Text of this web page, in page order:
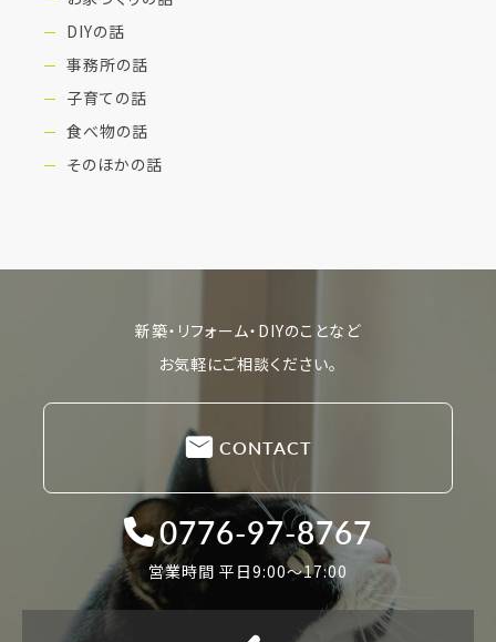
DIYの話
事務所の話
子育ての話
食べ物の話
そのほかの話
新築・リフォーム・DIYのことなど
お気軽にご相談ください。
CONTACT
0776-97-8767
営業時間 平日9:00〜17:00